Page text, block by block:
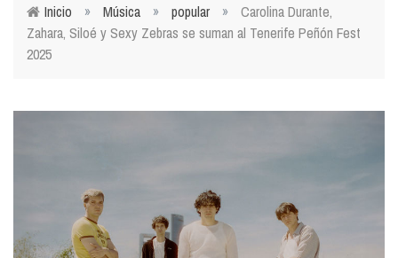
Usted está aquí
Inicio » Música » popular »
Carolina Durante,
Zahara, Siloé y Sexy Zebras se suman al Tenerife Peñón Fest
2025